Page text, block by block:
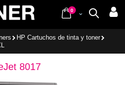
Buscar
Cart
0items
HP Cartuchos de tinta y toner
8017